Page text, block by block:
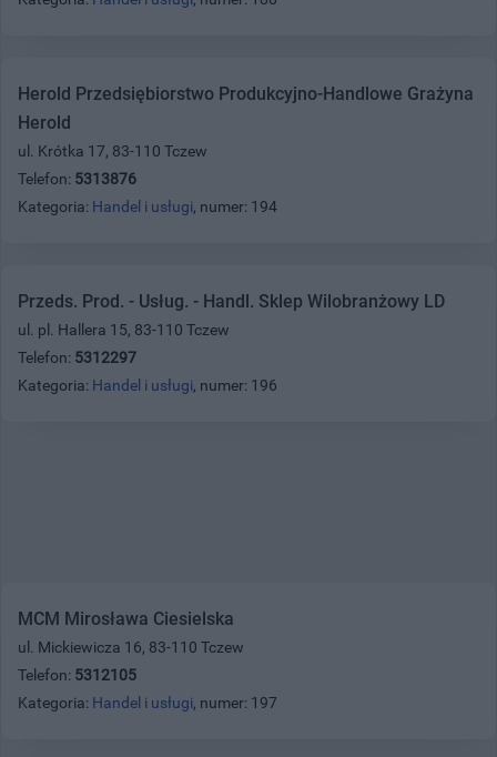
Herold Przedsiębiorstwo Produkcyjno-Handlowe Grażyna
Herold
ul. Krótka 17, 83-110 Tczew
Telefon: 5313876
Kategoria: Handel i usługi, numer: 194
Przeds. Prod. - Usług. - Handl. Sklep Wilobranżowy LD
ul. pl. Hallera 15, 83-110 Tczew
Telefon: 5312297
Kategoria: Handel i usługi, numer: 196
MCM Mirosława Ciesielska
ul. Mickiewicza 16, 83-110 Tczew
Telefon: 5312105
Kategoria: Handel i usługi, numer: 197